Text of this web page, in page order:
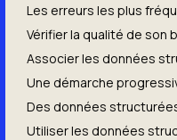
Les erreurs les plus
Vérifier la qualité de son
Associer les données
Une démarche
Des données
Utiliser les données